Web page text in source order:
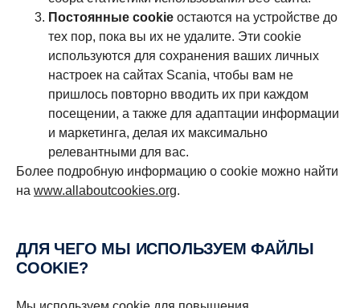
Постоянные cookie остаются на устройстве до
тех пор, пока вы их не удалите. Эти cookie
используются для сохранения ваших личных
настроек на сайтах Scania, чтобы вам не
пришлось повторно вводить их при каждом
посещении, а также для адаптации информации
и маркетинга, делая их максимально
релевантными для вас.
Более подробную информацию о cookie можно найти
на www.allaboutcookies.org.
ДЛЯ ЧЕГО МЫ ИСПОЛЬЗУЕМ ФАЙЛЫ
COOKIE?